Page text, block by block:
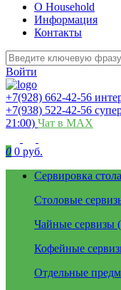
О Household
Информация
Контакты
Войти
+7(928) 662-42-56
+7(938) 522-42-56
21:00) Чат в MAX
0 0 руб.
Сервировка стола
Столовые
Чайные сервизы
Кофейные
Отдельные